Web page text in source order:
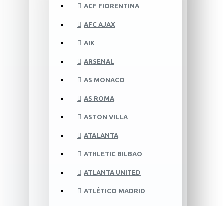
ACF FIORENTINA
AFC AJAX
AIK
ARSENAL
AS MONACO
AS ROMA
ASTON VILLA
ATALANTA
ATHLETIC BILBAO
ATLANTA UNITED
ATLÉTICO MADRID